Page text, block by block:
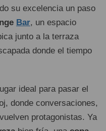
su excelencia un paso
Bar, un espacio
junto a la terraza
donde el tiempo
ideal para pasar el
donde conversaciones,
protagonistas. Ya